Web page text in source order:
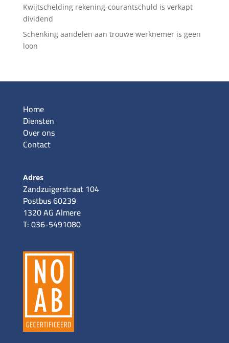
Kwijtschelding rekening-courantschuld is verkapt
dividend
Schenking aandelen aan trouwe werknemer is geen
loon
Home
Diensten
Over ons
Contact
Adres
Zandzuigerstraat 104
Postbus 60239
1320 AG Almere
T: 036-5491080